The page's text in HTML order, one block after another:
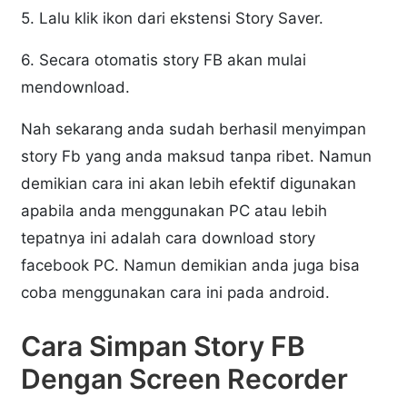
5. Lalu klik ikon dari ekstensi Story Saver.
6. Secara otomatis story FB akan mulai
mendownload.
Nah sekarang anda sudah berhasil menyimpan
story Fb yang anda maksud tanpa ribet. Namun
demikian cara ini akan lebih efektif digunakan
apabila anda menggunakan PC atau lebih
tepatnya ini adalah cara download story
facebook PC. Namun demikian anda juga bisa
coba menggunakan cara ini pada android.
Cara Simpan Story FB
Dengan Screen Recorder